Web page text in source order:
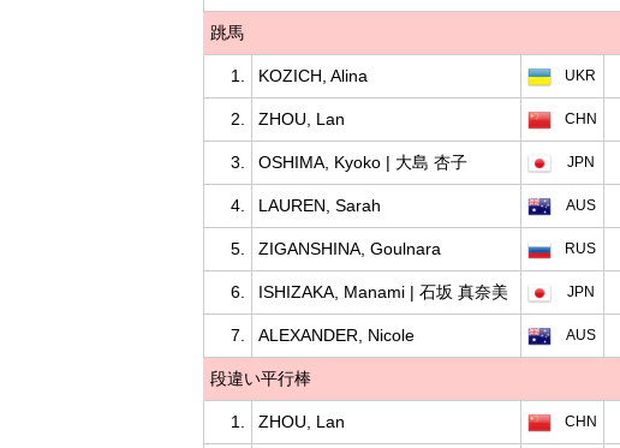
跳馬
1. KOZICH, Alina UKR
2. ZHOU, Lan CHN
3. OSHIMA, Kyoko | 大島 杏子 JPN
4. LAUREN, Sarah AUS
5. ZIGANSHINA, Goulnara RUS
6. ISHIZAKA, Manami | 石坂 真奈美 JPN
7. ALEXANDER, Nicole AUS
段違い平行棒
1. ZHOU, Lan CHN